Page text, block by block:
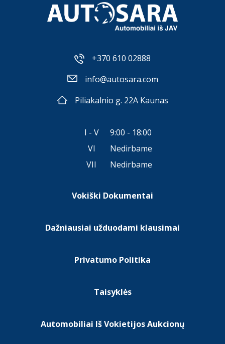
+370 610 02888
info@autosara.com
Piliakalnio g. 22A Kaunas
I - V
9:00 - 18:00
VI
Nedirbame
VII
Nedirbame
Vokiški Dokumentai
Dažniausiai užduodami klausimai
Privatumo Politika
Taisyklės
Automobiliai Iš Vokietijos Aukcionų